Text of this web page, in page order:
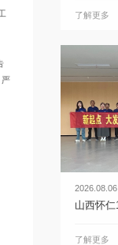
严
了解更多
2026.08.06
了解更多